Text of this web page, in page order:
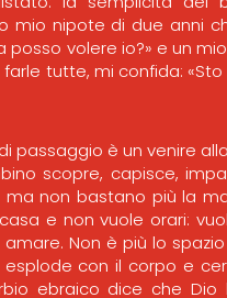
mio nipote di due anni
volere io?» e un
tutte, mi confida:
passaggio è un venire
scopre, capisce,
ma non bastano più la
e non vuole orari:
Non è più lo
con il corpo e
ebraico dice che Dio